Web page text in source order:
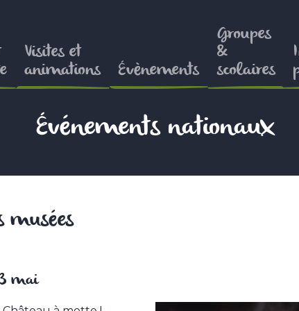
Visites et
animations Évènements
Groupes
&
scolaires
Événements nationaux
musées
mai